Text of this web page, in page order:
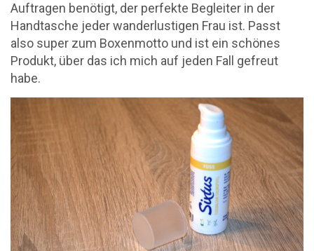
Auftragen benötigt, der perfekte Begleiter in der
Handtasche jeder wanderlustigen Frau ist. Passt
also super zum Boxenmotto und ist ein schönes
Produkt, über das ich mich auf jeden Fall gefreut
habe.